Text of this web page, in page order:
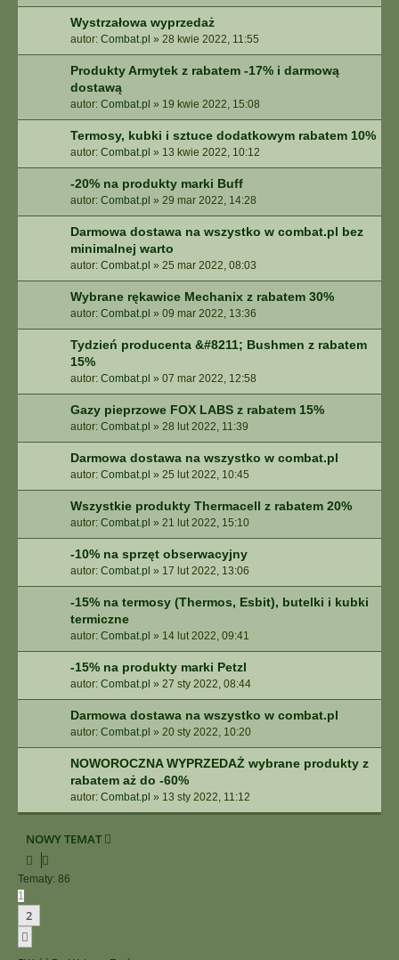
Wystrzałowa wyprzedaż
autor: Combat.pl » 28 kwie 2022, 11:55
Produkty Armytek z rabatem -17% i darmową
dostawą
autor: Combat.pl » 19 kwie 2022, 15:08
Termosy, kubki i sztuce dodatkowym rabatem 10%
autor: Combat.pl » 13 kwie 2022, 10:12
-20% na produkty marki Buff
autor: Combat.pl » 29 mar 2022, 14:28
Darmowa dostawa na wszystko w combat.pl bez
minimalnej warto
autor: Combat.pl » 25 mar 2022, 08:03
Wybrane rękawice Mechanix z rabatem 30%
autor: Combat.pl » 09 mar 2022, 13:36
Tydzień producenta &#8211; Bushmen z rabatem
15%
autor: Combat.pl » 07 mar 2022, 12:58
Gazy pieprzowe FOX LABS z rabatem 15%
autor: Combat.pl » 28 lut 2022, 11:39
Darmowa dostawa na wszystko w combat.pl
autor: Combat.pl » 25 lut 2022, 10:45
Wszystkie produkty Thermacell z rabatem 20%
autor: Combat.pl » 21 lut 2022, 15:10
-10% na sprzęt obserwacyjny
autor: Combat.pl » 17 lut 2022, 13:06
-15% na termosy (Thermos, Esbit), butelki i kubki
termiczne
autor: Combat.pl » 14 lut 2022, 09:41
-15% na produkty marki Petzl
autor: Combat.pl » 27 sty 2022, 08:44
Darmowa dostawa na wszystko w combat.pl
autor: Combat.pl » 20 sty 2022, 10:20
NOWOROCZNA WYPRZEDAŻ wybrane produkty z
rabatem aż do -60%
autor: Combat.pl » 13 sty 2022, 11:12
NOWY TEMAT
Tematy: 86
1
2